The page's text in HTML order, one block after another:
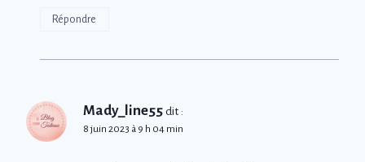
Répondre
Mady_line55 dit :
8 juin 2023 à 9 h 04 min